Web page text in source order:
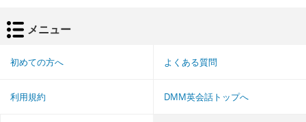
メニュー
初めての方へ よくある質問
利用規約 DMM英会話トップへ